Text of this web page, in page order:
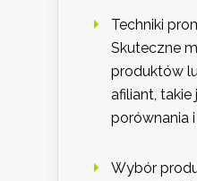
Techniki
Skuteczne
produktów
afiliant, takie
porównania
Wybór